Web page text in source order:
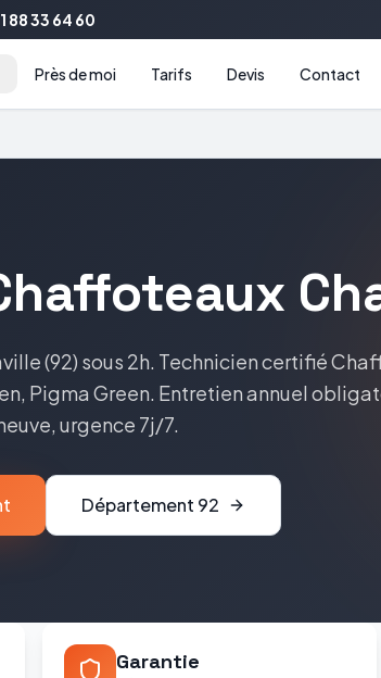
88 33 64 60
Près de moi Tarifs Devis Contact
(92) sous 2h. Technicien certifié
Pigma Green. Entretien annuel
urgence 7j/7.
Département 92
Garantie